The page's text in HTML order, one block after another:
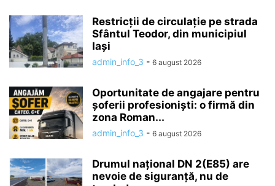
Restricții de circulație pe strada
Sfântul Teodor, din municipiul
Iași
admin_info_3 - 6 august 2026
Oportunitate de angajare pentru
șoferii profesioniști: o firmă din
zona Roman...
admin_info_3 - 6 august 2026
Drumul național DN 2(E85) are
nevoie de siguranță, nu de